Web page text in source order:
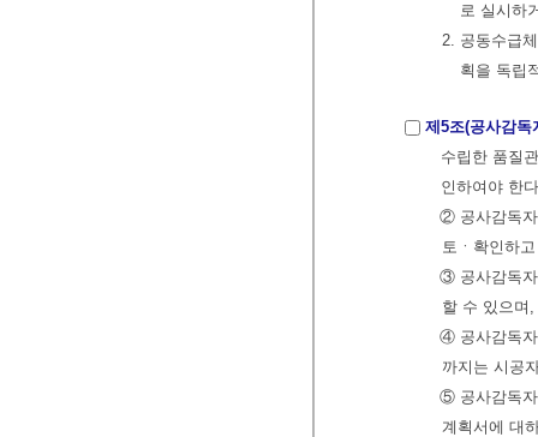
로 실시하
2. 공동수급
획을 독립
제5조(공사감독
수립한 품질
인하여야 한
② 공사감독자
토ㆍ확인하
③ 공사감독자
할 수 있으며
④ 공사감독자
까지는 시공
⑤ 공사감독자
계획서에 대